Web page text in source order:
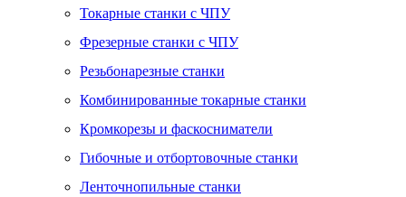
Токарные станки с ЧПУ
Фрезерные станки с ЧПУ
Резьбонарезные станки
Комбинированные токарные станки
Кромкорезы и фаскосниматели
Гибочные и отбортовочные станки
Ленточнопильные станки